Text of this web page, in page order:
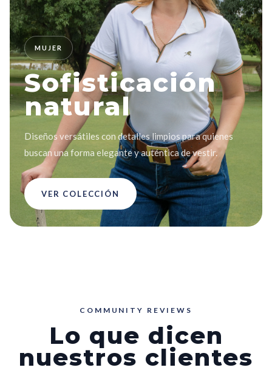
MUJER
Sofisticación
natural
Diseños versátiles con detalles limpios para quienes
buscan una forma elegante y auténtica de vestir.
VER COLECCIÓN
COMMUNITY REVIEWS
Lo que dicen
nuestros clientes